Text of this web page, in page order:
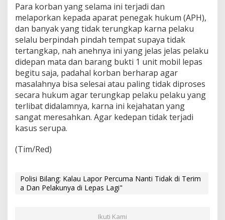
Para korban yang selama ini terjadi dan
melaporkan kepada aparat penegak hukum (APH),
dan banyak yang tidak terungkap karna pelaku
selalu berpindah pindah tempat supaya tidak
tertangkap, nah anehnya ini yang jelas jelas pelaku
didepan mata dan barang bukti 1 unit mobil lepas
begitu saja, padahal korban berharap agar
masalahnya bisa selesai atau paling tidak diproses
secara hukum agar terungkap pelaku pelaku yang
terlibat didalamnya, karna ini kejahatan yang
sangat meresahkan. Agar kedepan tidak terjadi
kasus serupa.
(Tim/Red)
Polisi Bilang: Kalau Lapor Percuma Nanti Tidak di Terim
a Dan Pelakunya di Lepas Lagi"
Ikuti Kami